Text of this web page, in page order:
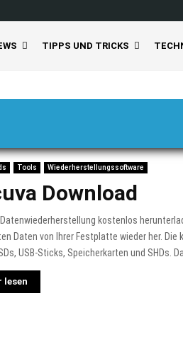
TIPPS UND TRICKS
Tools Wiederherstellungssoftware
Download
kostenlos
Daten von Ihrer Festplatte wieder her.
USB-Sticks, Speicherkarten und SHDs.
lesen